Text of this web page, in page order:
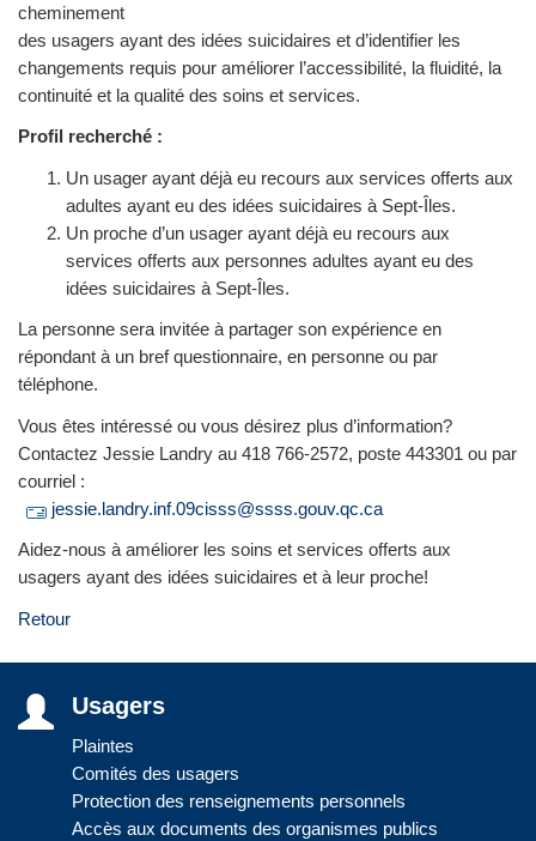
cheminement
des usagers ayant des idées suicidaires et d’identifier les
changements requis pour améliorer l’accessibilité, la fluidité, la
continuité et la qualité des soins et services.
Profil recherché :
Un usager ayant déjà eu recours aux services offerts aux
adultes ayant eu des idées suicidaires à Sept-Îles.
Un proche d’un usager ayant déjà eu recours aux
services offerts aux personnes adultes ayant eu des
idées suicidaires à Sept-Îles.
La personne sera invitée à partager son expérience en
répondant à un bref questionnaire, en personne ou par
téléphone.
Vous êtes intéressé ou vous désirez plus d’information?
Contactez Jessie Landry au 418 766-2572, poste 443301 ou par
courriel :
jessie.landry.inf.09cisss@ssss.gouv.qc.ca
Aidez-nous à améliorer les soins et services offerts aux
usagers ayant des idées suicidaires et à leur proche!
Retour
Usagers
Plaintes
Comités des usagers
Protection des renseignements personnels
Accès aux documents des organismes publics